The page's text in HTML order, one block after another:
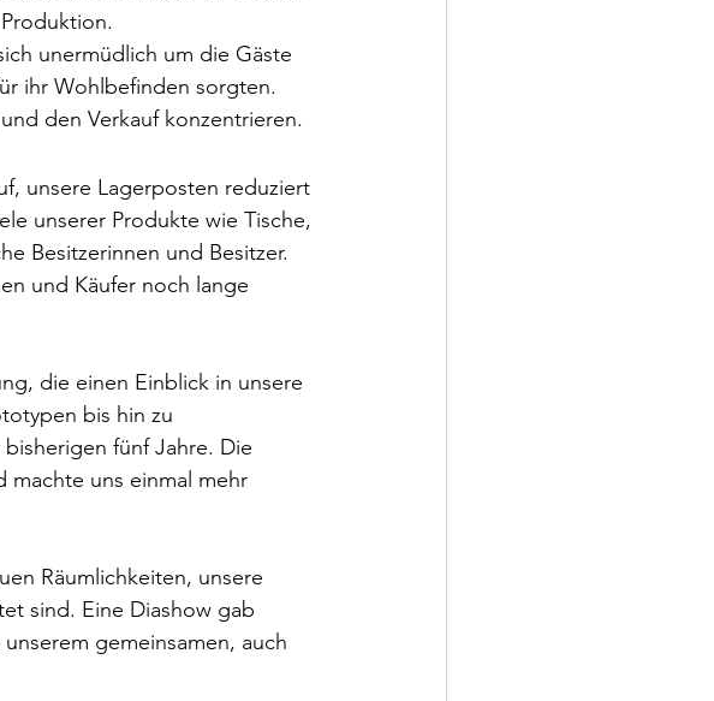
unermüdlich um die Gäste
ihr Wohlbefinden sorgten.
den Verkauf konzentrieren.
unsere Lagerposten reduziert
unserer Produkte wie Tische,
Besitzerinnen und Besitzer.
und Käufer noch lange
die einen Einblick in unsere
bis hin zu
fünf Jahre. Die
machte uns einmal mehr
Räumlichkeiten, unsere
sind. Eine Diashow gab
gemeinsamen, auch